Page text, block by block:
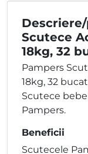
Scutece
18kg, 32
Pampers
18kg, 32
Scutece
Pampers.
Beneficii
Scutecele